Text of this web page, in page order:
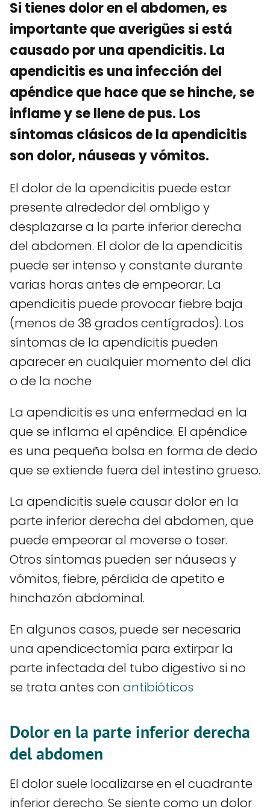
Si tienes dolor en el abdomen, es
importante que averigües si está
causado por una apendicitis. La
apendicitis es una infección del
apéndice que hace que se hinche, se
inflame y se llene de pus. Los
síntomas clásicos de la apendicitis
son dolor, náuseas y vómitos.
El dolor de la apendicitis puede estar
presente alrededor del ombligo y
desplazarse a la parte inferior derecha
del abdomen. El dolor de la apendicitis
puede ser intenso y constante durante
varias horas antes de empeorar. La
apendicitis puede provocar fiebre baja
(menos de 38 grados centígrados). Los
síntomas de la apendicitis pueden
aparecer en cualquier momento del día
o de la noche
La apendicitis es una enfermedad en la
que se inflama el apéndice. El apéndice
es una pequeña bolsa en forma de dedo
que se extiende fuera del intestino grueso.
La apendicitis suele causar dolor en la
parte inferior derecha del abdomen, que
puede empeorar al moverse o toser.
Otros síntomas pueden ser náuseas y
vómitos, fiebre, pérdida de apetito e
hinchazón abdominal.
En algunos casos, puede ser necesaria
una apendicectomía para extirpar la
parte infectada del tubo digestivo si no
se trata antes con antibióticos
Dolor en la parte inferior derecha
del abdomen
El dolor suele localizarse en el cuadrante
inferior derecho. Se siente como un dolor